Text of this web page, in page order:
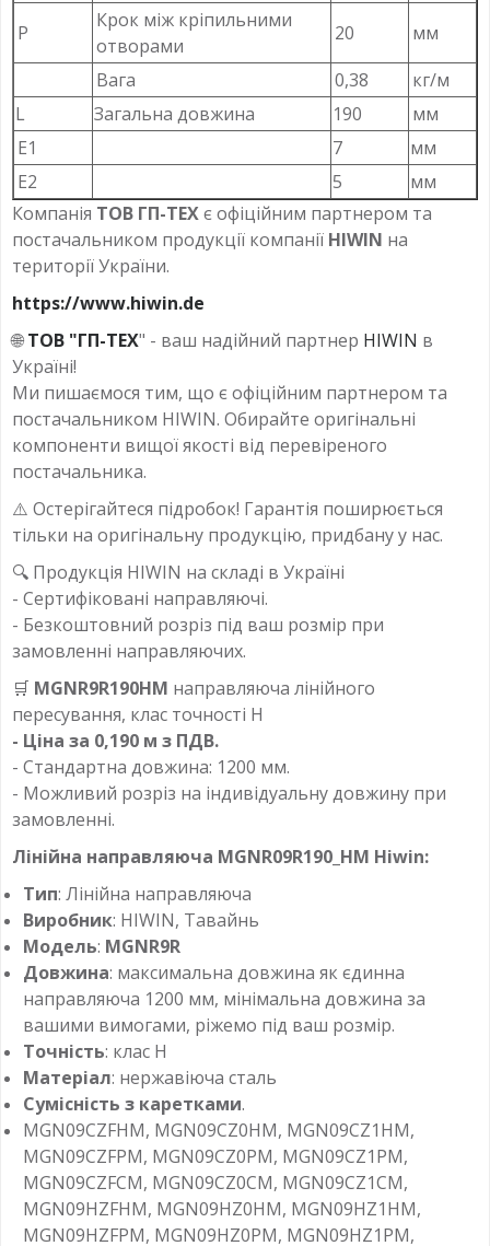
P
Крок між кріпильними
отворами
20
мм
Вага
0,38
кг/м
L
Загальна довжина 190
мм
Е1
7
мм
Е2
5
мм
Компанія ТОВ ГП-ТЕХє офіційним партнером та
постачальником продукції компанії HIWIN на
території України.
https://www.hiwin.de
🌐ТОВ "ГП-ТЕХ" - ваш надійний партнер HIWIN в
Україні!
Ми пишаємося тим, що є офіційним партнером та
постачальником HIWIN. Обирайте оригінальні
компоненти вищої якості від перевіреного
постачальника.
⚠️ Остерігайтеся підробок! Гарантія поширюється
тільки на оригінальну продукцію, придбану у нас.
🔍 Продукція HIWIN на складі в Україні
- Сертифіковані направляючі.
- Безкоштовний розріз під ваш розмір при
замовленні направляючих.
🛒 MGNR9R190HM направляюча лінійного
пересування, клас точності H
- Ціна за 0,190 м з ПДВ.
- Стандартна довжина: 1200 мм.
- Можливий розріз на індивідуальну довжину при
замовленні.
Лінійна направляюча MGNR09R190_HM Hiwin:
Тип: Лінійна направляюча
Виробник: HIWIN, Тавайнь
Модель: MGNR9R
Довжина: максимальна довжина як єдинна
направляюча 1200 мм, мінімальна довжина за
вашими вимогами, ріжемо під ваш розмір.
Точність: клас H
Матеріал: нержавіюча сталь
Сумісність з каретками.
MGN09CZFHM, MGN09CZ0HM, MGN09CZ1HM,
MGN09CZFPM, MGN09CZ0PM, MGN09CZ1PM,
MGN09CZFCM, MGN09CZ0CM, MGN09CZ1CM,
MGN09HZFHM, MGN09HZ0HM, MGN09HZ1HM,
MGN09HZFPM, MGN09HZ0PM, MGN09HZ1PM,